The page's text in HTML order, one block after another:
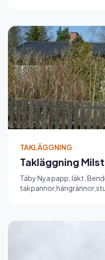
TAKLÄGGNING
Takläggning
Täby Nya papp, läkt,